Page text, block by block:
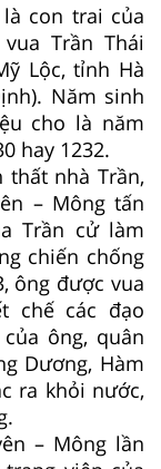
con trai của
Trần Thái
Lộc, tỉnh Hà
Năm sinh
cho là năm
hay 1232.
nhà Trần,
– Mông tấn
Trần cử làm
chiến chống
ông được vua
chế các đạo
ông, quân
Dương, Hàm
ra khỏi nước,
– Mông lần